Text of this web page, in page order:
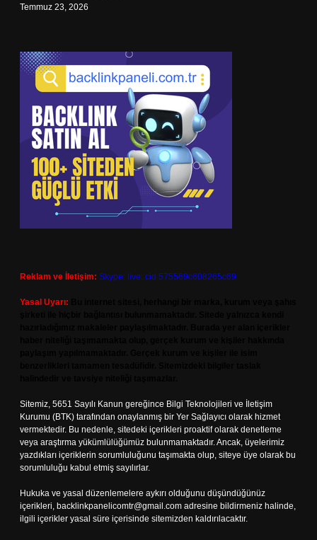
Temmuz 23, 2026
Reklam ve İletişim: Skype: live:.cid.575569c608265c69
Yasal Uyarı:
Sitemiz, 5651 Sayılı Kanun gereğince Bilgi Teknolojileri ve İletişim
Kurumu (BTK) tarafından onaylanmış bir Yer Sağlayıcı olarak hizmet
vermektedir. Bu nedenle, sitedeki içerikleri proaktif olarak denetleme
veya araştırma yükümlülüğümüz bulunmamaktadır. Ancak, üyelerimiz
yazdıkları içeriklerin sorumluluğunu taşımakta olup, siteye üye olarak bu
sorumluluğu kabul etmiş sayılırlar.
Hukuka ve yasal düzenlemelere aykırı olduğunu düşündüğünüz
içerikleri, backlinkpanelicomtr@gmail.com adresine bildirmeniz halinde,
ilgili içerikler yasal süre içerisinde sitemizden kaldırılacaktır.